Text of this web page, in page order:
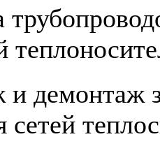
демонтаж
сетей